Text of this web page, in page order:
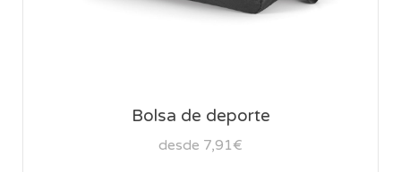
Bolsa de deporte
desde 7,91€